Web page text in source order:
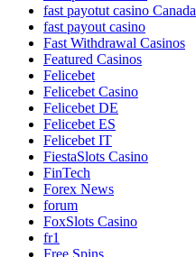
fast payotut casino Canada
fast payout casino
Fast Withdrawal Casinos
Featured Casinos
Felicebet
Felicebet Casino
Felicebet DE
Felicebet ES
Felicebet IT
FiestaSlots Casino
FinTech
Forex News
forum
FoxSlots Casino
fr1
Free Spins